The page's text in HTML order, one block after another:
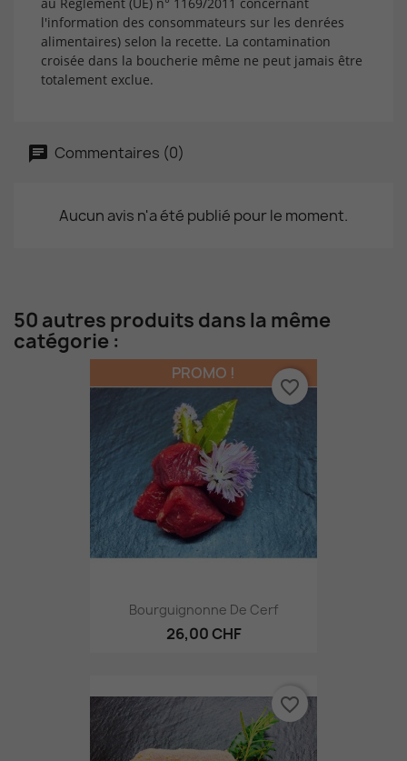
l'information des consommateurs sur les denrées
alimentaires) selon la recette. La contamination
croisée dans la boucherie même ne peut jamais être
totalement exclue.
Commentaires (0)
Aucun avis n'a été publié pour le moment.
50 autres produits dans la même
catégorie :
Bourguignonne De Cerf
26,00 CHF
PROMO !
favorite_border
favorite_border